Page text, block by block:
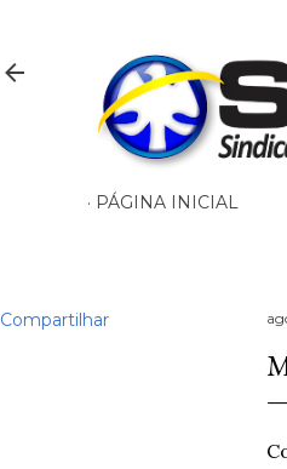
PÁGINA INICIAL
Compartilhar